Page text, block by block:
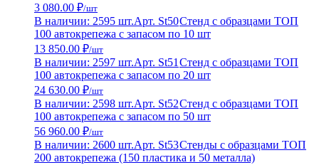
3 080.00 ₽/шт
В наличии: 2595 шт.Арт. St50Стенд с образцами ТОП
100 автокрепежа с запасом по 10 шт
13 850.00 ₽/шт
В наличии: 2597 шт.Арт. St51 Стенд с образцами ТОП
100 автокрепежа с запасом по 20 шт
24 630.00 ₽/шт
В наличии: 2598 шт.Арт. St52Стенд с образцами ТОП
100 автокрепежа с запасом по 50 шт
56 960.00 ₽/шт
В наличии: 2600 шт.Арт. St53Стенды с образцами ТОП
200 автокрепежа (150 пластика и 50 металла)